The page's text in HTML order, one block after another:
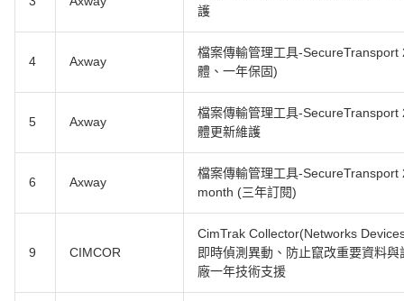
護
4 Axway
檔案傳輸管理工具-
體、一年保固)
5 Axway
檔案傳輸管理工具-
體更新維護
6 Axway
檔案傳輸管理工具-
month (三年訂閱)
9 CIMCOR
CimTrak Collector(Networks
即時偵測異動、防止竄改重要資料
廠一年技術支援